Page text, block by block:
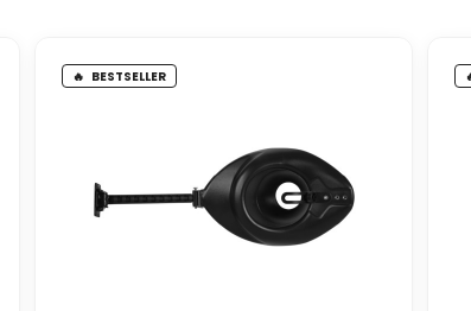
BESTSELLER